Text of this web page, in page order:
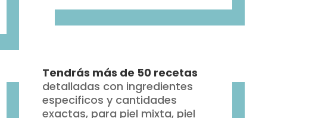
Tendrás más de 50 recetas
detalladas con ingredientes
especificos y cantidades
exactas, para piel mixta, piel